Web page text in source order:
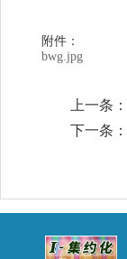
附件：
bwg.jpg
上一条：
下一条：